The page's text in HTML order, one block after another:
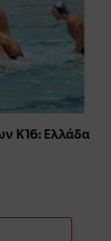
Κ16: Ελλάδα